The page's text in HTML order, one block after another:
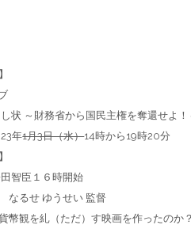
状 ～財務省から国民主権を奪還せよ！
年1月3日（水）14時から19時20分
田智臣１６時開始
なるせ ゆうせい 監督
幣観を糺（ただ）す映画を作ったのか